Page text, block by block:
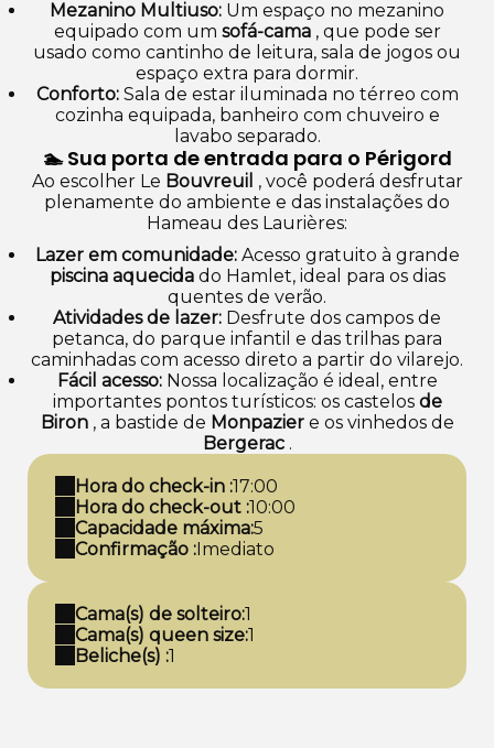
Mezanino Multiuso: Um espaço no mezanino
equipado com um sofá-cama, que pode ser
usado como cantinho de leitura, sala de jogos ou
espaço extra para dormir.
Conforto:Sala de estar iluminada no térreo com
cozinha equipada, banheiro com chuveiro e
lavabo separado.
🏊 Sua porta de entrada para o Périgord
Ao escolher Le Bouvreuil , você poderá desfrutar
plenamente do ambiente e das instalações do
Hameau des Laurières:
Lazer em comunidade:Acesso gratuito à grande
piscina aquecidado Hamlet, ideal para os dias
quentes de verão.
Atividades de lazer: Desfrute dos campos de
petanca, do parque infantil e das trilhas para
caminhadas com acesso direto a partir do vilarejo.
Fácil acesso:Nossa localização é ideal, entre
importantes pontos turísticos: os castelos de
Biron, a bastide de Monpaziere os vinhedos de
Bergerac.
Hora do check-in :17:00
Hora do check-out :10:00
Capacidade máxima:5
Confirmação :Imediato
Cama(s) de solteiro:1
Cama(s) queen size:1
Beliche(s) :1